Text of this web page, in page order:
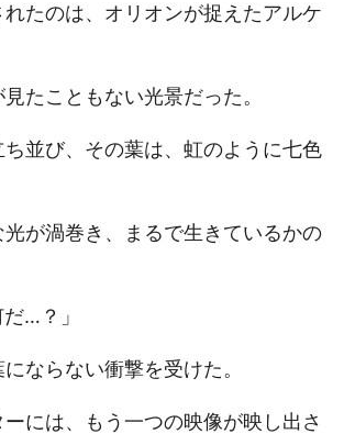
たのは、オリオンが捉えたアルケ
たこともない光景だった。
ち並び、その葉は、虹のように七色
が渦巻き、まるで生きているかの
…？」
ならない衝撃を受けた。
には、もう一つの映像が映し出さ